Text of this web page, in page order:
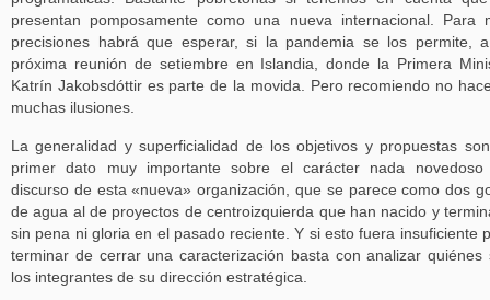
presentan pomposamente como una nueva internacional. Para
precisiones habrá que esperar, si la pandemia se los permite,
próxima reunión de setiembre en Islandia, donde la Primera
Katrín Jakobsdóttir es parte de la movida. Pero recomiendo no
muchas ilusiones.
La generalidad y superficialidad de los objetivos y propuestas
primer dato muy importante sobre el carácter nada novedoso
discurso de esta «nueva» organización, que se parece como dos
de agua al de proyectos de centroizquierda que han nacido y
sin pena ni gloria en el pasado reciente. Y si esto fuera insuficiente
terminar de cerrar una caracterización basta con analizar quiénes
los integrantes de su dirección estratégica.